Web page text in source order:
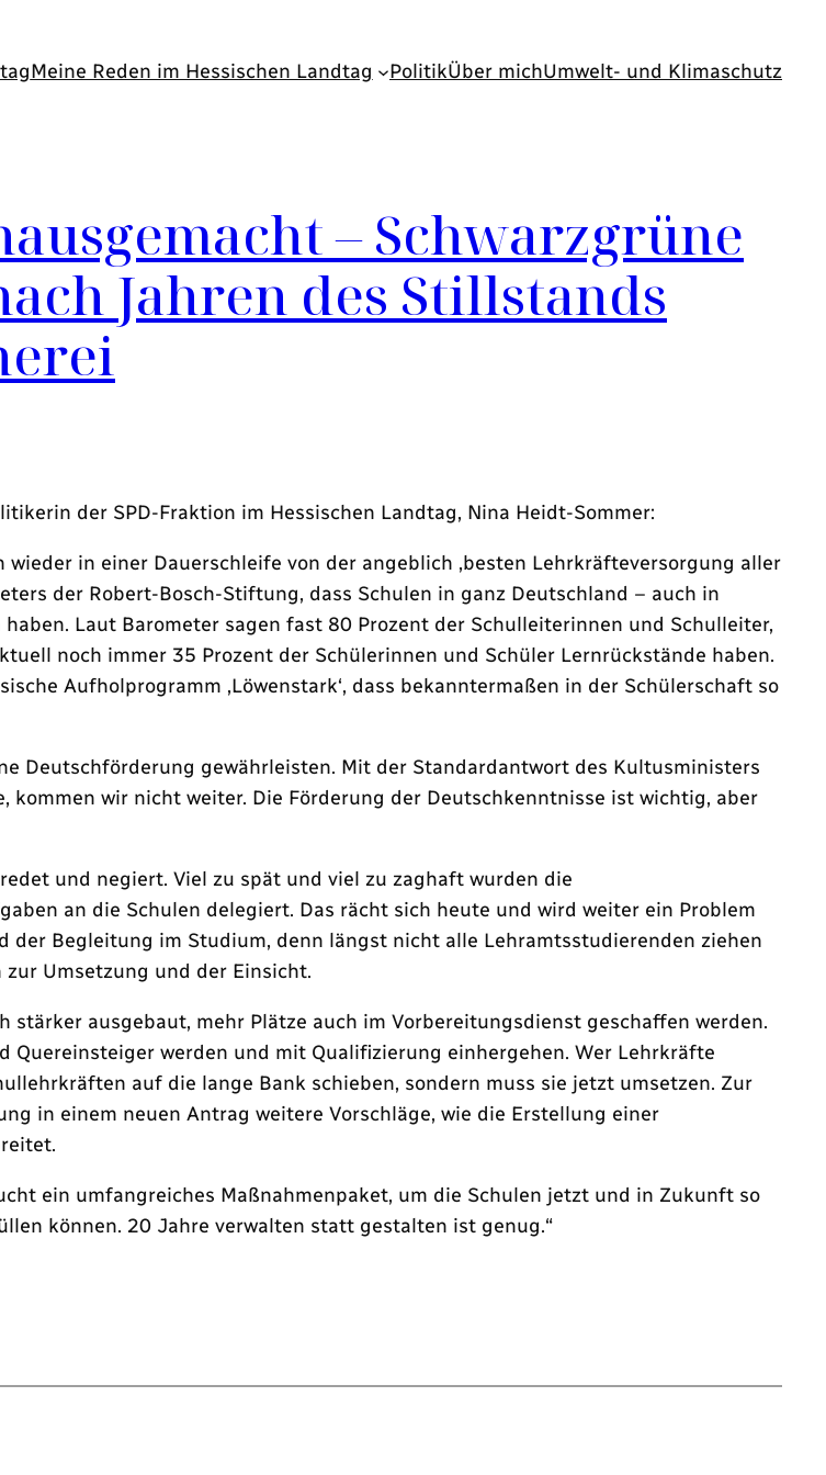
Meine Reden im Hessischen Landtag PolitikÜber michUmwelt- und Klimaschutz
– Schwarzgrüne
Jahren des Stillstands
der SPD-Fraktion im Hessischen Landtag, Nina Heidt-Sommer:
in einer Dauerschleife von der angeblich ‚besten Lehrkräfteversorgung aller
der Robert-Bosch-Stiftung, dass Schulen in ganz Deutschland – auch in
Laut Barometer sagen fast 80 Prozent der Schulleiterinnen und Schulleiter,
noch immer 35 Prozent der Schülerinnen und Schüler Lernrückstände haben.
Aufholprogramm ‚Löwenstark‘, dass bekanntermaßen in der Schülerschaft so
Deutschförderung gewährleisten. Mit der Standardantwort des Kultusministers
wir nicht weiter. Die Förderung der Deutschkenntnisse ist wichtig, aber
und negiert. Viel zu spät und viel zu zaghaft wurden die
an die Schulen delegiert. Das rächt sich heute und wird weiter ein Problem
Begleitung im Studium, denn längst nicht alle Lehramtsstudierenden ziehen
Umsetzung und der Einsicht.
ausgebaut, mehr Plätze auch im Vorbereitungsdienst geschaffen werden.
werden und mit Qualifizierung einhergehen. Wer Lehrkräfte
auf die lange Bank schieben, sondern muss sie jetzt umsetzen. Zur
in einem neuen Antrag weitere Vorschläge, wie die Erstellung einer
ein umfangreiches Maßnahmenpaket, um die Schulen jetzt und in Zukunft so
können. 20 Jahre verwalten statt gestalten ist genug.“